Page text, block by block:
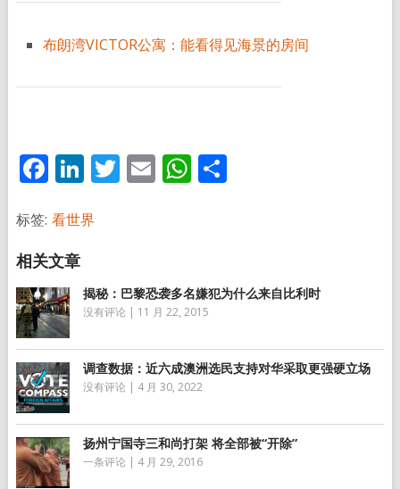
布朗湾VICTOR公寓：能看得见海景的房间
Facebook
LinkedIn
Twitter
EmailWhatsApp
分
标签: 看世界
揭秘：巴黎恐袭多名嫌犯为什么来自比利时
没有评论 | 11 月 22, 2015
调查数据：近六成澳洲选民支持对华采取更强硬立场
没有评论 | 4 月 30, 2022
扬州宁国寺三和尚打架 将全部被“开除”
一条评论 | 4 月 29, 2016